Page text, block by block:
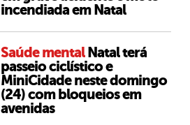
incendiada em Natal
Saúde mental Natal terá
passeio ciclístico e
MiniCidade neste domingo
(24) com bloqueios em
avenidas